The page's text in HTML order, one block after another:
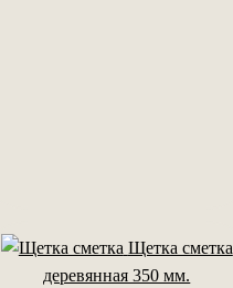
Щетка сметка
деревянная 350 мм.